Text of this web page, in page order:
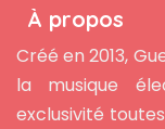
À propos
Créé en 2013,
la musique
exclusivité